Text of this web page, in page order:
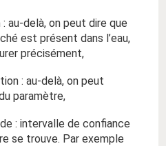
au-delà, on peut dire que
est présent dans l’eau,
précisément,
: au-delà, on peut
paramètre,
: intervalle de confiance
se trouve. Par exemple